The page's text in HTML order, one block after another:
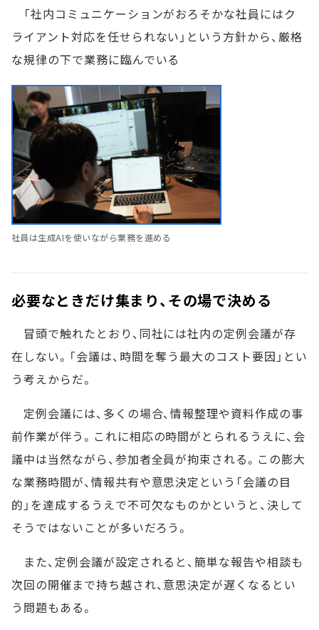
「社内コミュニケーションがおろそかな社員にはク
ライアント対応を任せられない」という方針から、厳格
な規律の下で業務に臨んでいる
社員は生成AIを使いながら業務を進める
必要なときだけ集まり、その場で決める
冒頭で触れたとおり、同社には社内の定例会議が存
在しない。「会議は、時間を奪う最大のコスト要因」とい
う考えからだ。
定例会議には、多くの場合、情報整理や資料作成の事
前作業が伴う。これに相応の時間がとられるうえに、会
議中は当然ながら、参加者全員が拘束される。この膨大
な業務時間が、情報共有や意思決定という「会議の目
的」を達成するうえで不可欠なものかというと、決して
そうではないことが多いだろう。
また、定例会議が設定されると、簡単な報告や相談も
次回の開催まで持ち越され、意思決定が遅くなるとい
う問題もある。